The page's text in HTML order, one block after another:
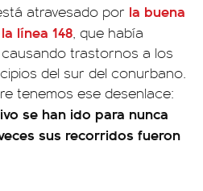
atravesado por la buena
línea 148, que había
trastornos a los
del sur del conurbano.
tenemos ese desenlace:
se han ido para nunca
sus recorridos fueron